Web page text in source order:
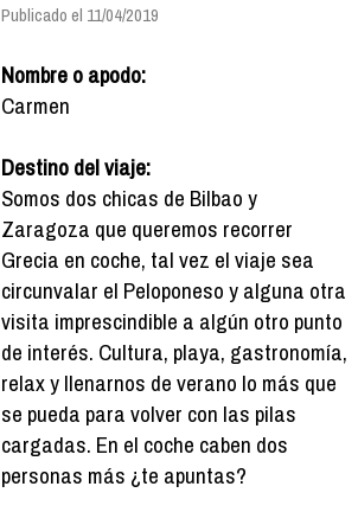
Publicado el 11/04/2019
Nombre o apodo:
Carmen
Destino del viaje:
Somos dos chicas de Bilbao y
Zaragoza que queremos recorrer
Grecia en coche, tal vez el viaje sea
circunvalar el Peloponeso y alguna otra
visita imprescindible a algún otro punto
de interés. Cultura, playa, gastronomía,
relax y llenarnos de verano lo más que
se pueda para volver con las pilas
cargadas. En el coche caben dos
personas más ¿te apuntas?